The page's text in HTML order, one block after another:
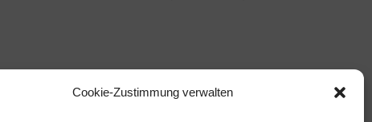
Cookie-Zustimmung verwalten